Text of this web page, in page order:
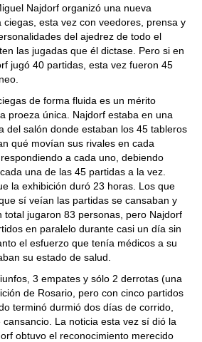
Najdorf organizó una nueva
ciegas, esta vez con veedores, prensa y
del ajedrez de todo el
las jugadas que él dictase. Pero si en
jugó 40 partidas, esta vez fueron 45
de forma fluida es un mérito
proeza única. Najdorf estaba en una
del salón donde estaban los 45 tableros
qué movían sus rivales en cada
a cada uno, debiendo
una de las 45 partidas a la vez.
la exhibición duró 23 horas. Los que
sí veían las partidas se cansaban y
total jugaron 83 personas, pero Najdorf
en paralelo durante casi un día sin
el esfuerzo que tenía médicos a su
su estado de salud.
3 empates y sólo 2 derrotas (una
de Rosario, pero con cinco partidos
terminó durmió dos días de corrido,
La noticia esta vez sí dió la
obtuvo el reconocimiento merecido